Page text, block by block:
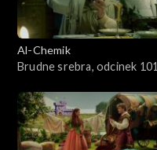
Al-Chemik
Brudne srebra, odcinek 101